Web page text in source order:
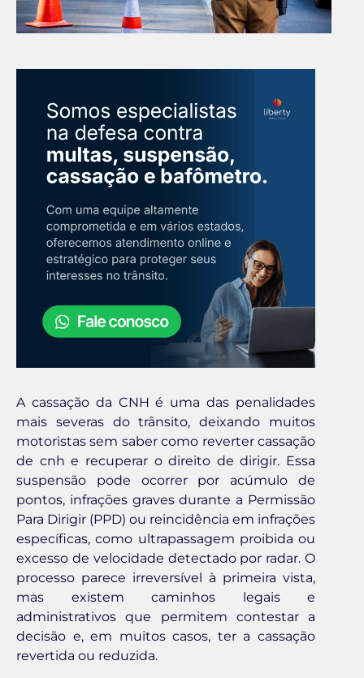
A cassação da CNH é uma das penalidades
mais severas do trânsito, deixando muitos
motoristas sem saber como reverter cassação
de cnh e recuperar o direito de dirigir. Essa
suspensão pode ocorrer por acúmulo de
pontos, infrações graves durante a Permissão
Para Dirigir (PPD) ou reincidência em infrações
específicas, como ultrapassagem proibida ou
excesso de velocidade detectado por radar. O
processo parece irreversível à primeira vista,
mas existem caminhos legais e
administrativos que permitem contestar a
decisão e, em muitos casos, ter a cassação
revertida ou reduzida.